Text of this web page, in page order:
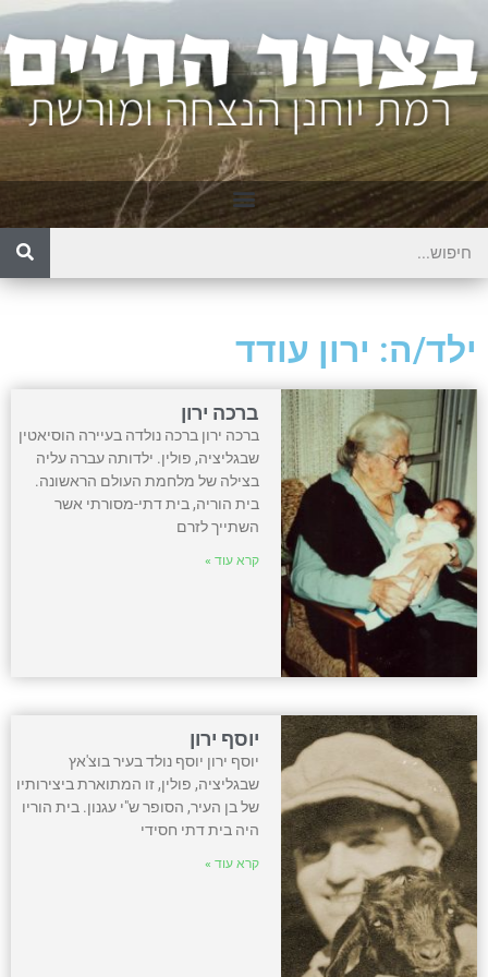
ילד/ה: ירון עודד
ברכה ירון
ברכה ירון ברכה נולדה בעיירה הוסיאטין
שבגליציה, פולין. ילדותה עברה עליה
בצילה של מלחמת העולם הראשונה.
בית הוריה, בית דתי-מסורתי אשר
השתייך לזרם
קרא עוד »
יוסף ירון
יוסף ירון יוסף נולד בעיר בוצ'אץ
שבגליציה, פולין, זו המתוארת ביצירותיו
של בן העיר, הסופר ש"י עגנון. בית הוריו
היה בית דתי חסידי
קרא עוד »